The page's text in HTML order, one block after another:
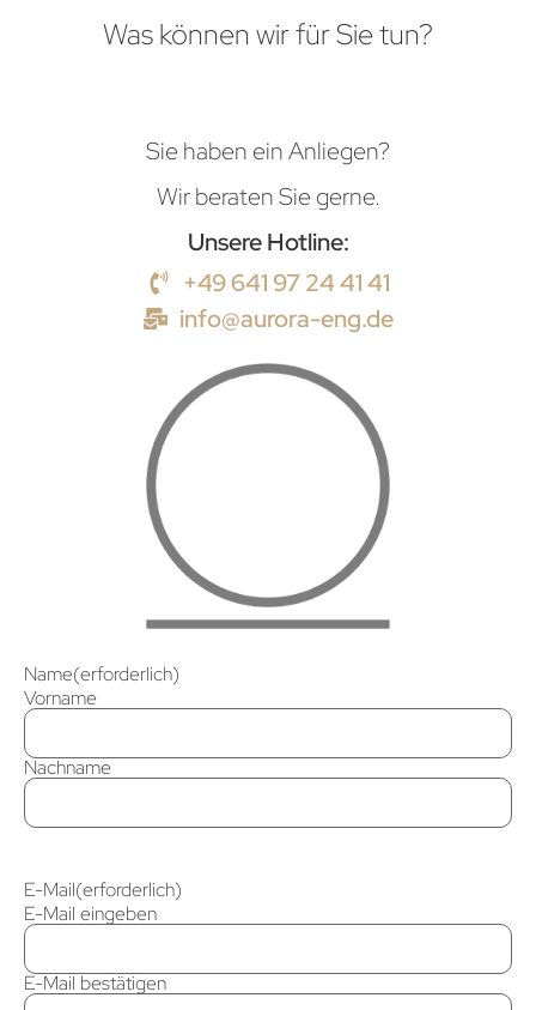
Was können wir für Sie tun?
Sie haben ein Anliegen?
Wir beraten Sie gerne.
Unsere Hotline:
+49 641 97 24 41 41
info@aurora-eng.de
Name(erforderlich)
Vorname
Nachname
E-Mail(erforderlich)
E-Mail eingeben
E-Mail bestätigen